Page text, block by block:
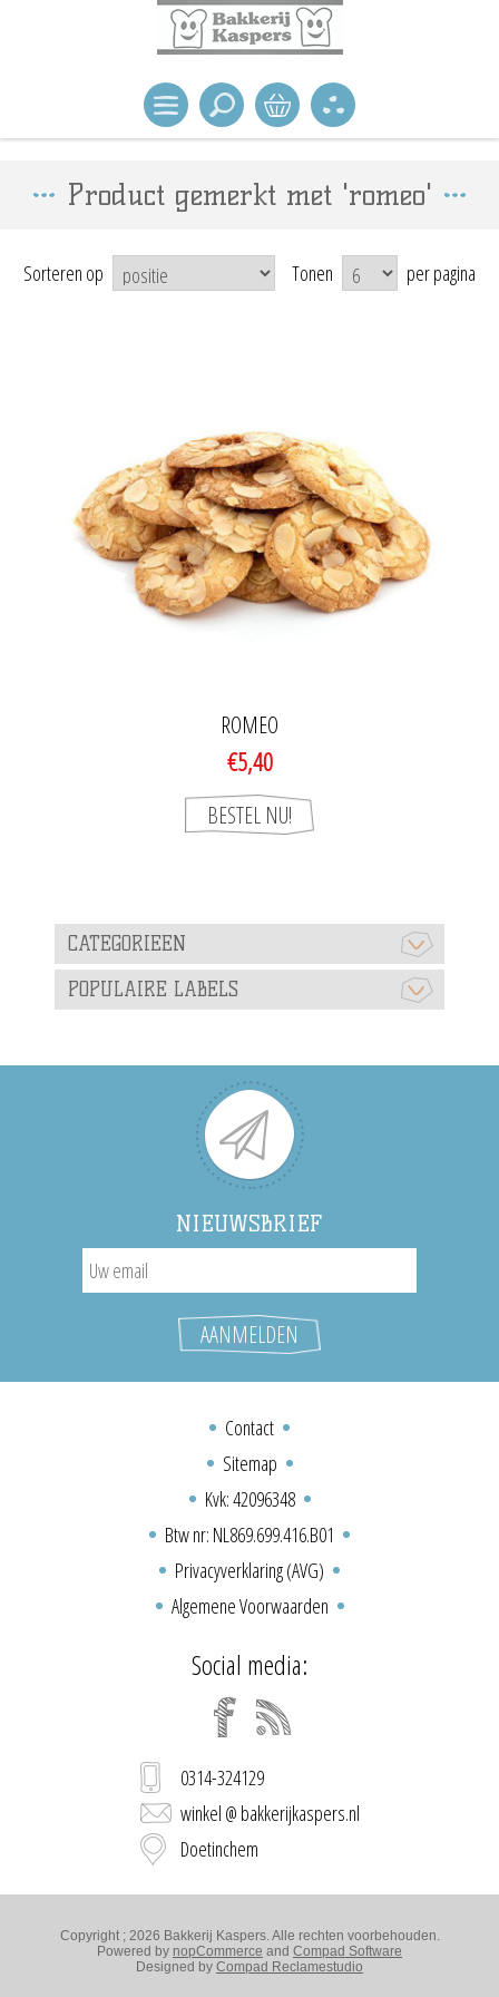
Product gemerkt met 'romeo'
Sorteren op Tonen per pagina
ROMEO
€5,40
CATEGORIEEN
POPULAIRE LABELS
NIEUWSBRIEF
Contact
Sitemap
Kvk: 42096348
Btw nr: NL869.699.416.B01
Privacyverklaring (AVG)
Algemene Voorwaarden
Social media:
0314-324129
winkel @ bakkerijkaspers.nl
Doetinchem
Copyright ; 2026 Bakkerij Kaspers. Alle rechten voorbehouden.
Powered by nopCommerce and Compad Software
Designed by Compad Reclamestudio